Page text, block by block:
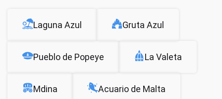
Laguna Azul Gruta Azul
Pueblo de Popeye La Valeta
Mdina Acuario de Malta